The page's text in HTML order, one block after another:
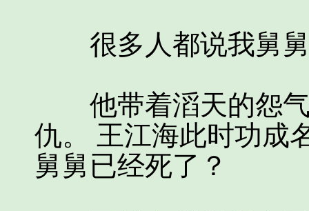
很多人都说我舅舅
他带着滔天的怨气
仇。 王江海此时功成
舅舅已经死了？